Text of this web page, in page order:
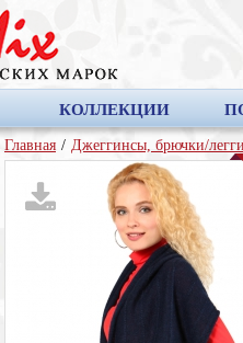
КОЛЛЕКЦИИ
Главная / Джеггинсы, брючки/